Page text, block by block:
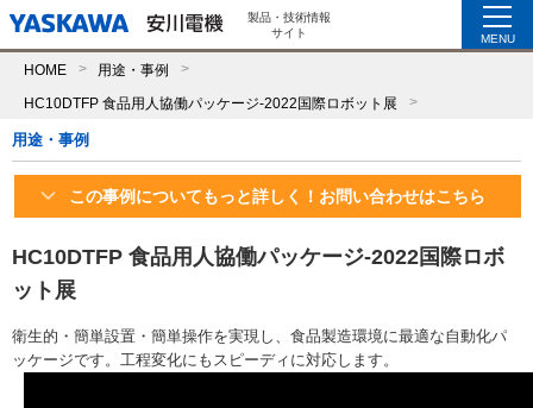
製品・技術情報
サイト
MENU
HOME 用途・事例
HC10DTFP 食品用人協働パッケージ-2022国際ロボット展
用途・事例
この事例についてもっと詳しく！お問い合わせはこちら
HC10DTFP 食品用人協働パッケージ-2022国際ロボ
ット展
衛生的・簡単設置・簡単操作を実現し、食品製造環境に最適な自動化パ
ッケージです。工程変化にもスピーディに対応します。